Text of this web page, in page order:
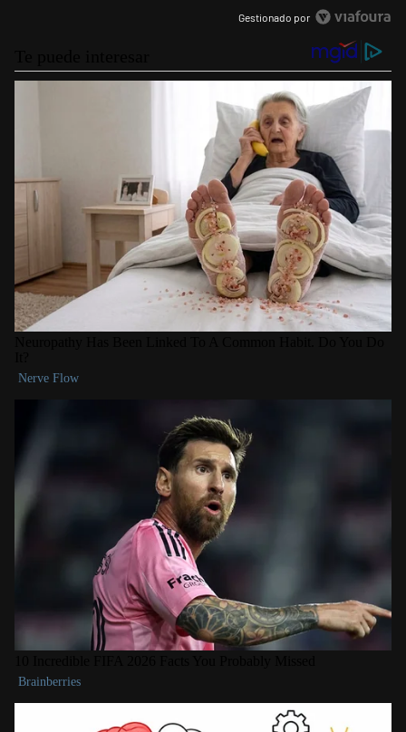
Gestionado por